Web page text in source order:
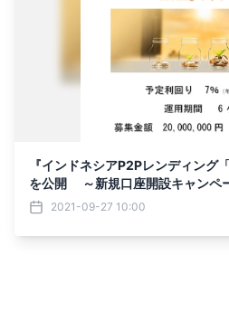
『インドネシアP2Pレンディング
を公開 ～新規口座開設キャンペ
2021-09-27 10:00